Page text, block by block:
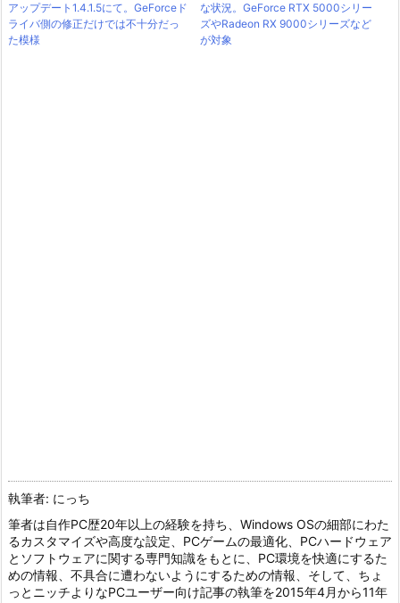
アップデート1.4.1.5にて。GeForceド
ライバ側の修正だけでは不十分だっ
た模様
な状況。GeForce RTX 5000シリー
ズやRadeon RX 9000シリーズなど
が対象
執筆者: にっち
筆者は自作PC歴20年以上の経験を持ち、Windows OSの細部にわた
るカスタマイズや高度な設定、PCゲームの最適化、PCハードウェア
とソフトウェアに関する専門知識をもとに、PC環境を快適にするた
めの情報、不具合に遭わないようにするための情報、そして、ちょ
っとニッチよりなPCユーザー向け記事の執筆を2015年4月から11年